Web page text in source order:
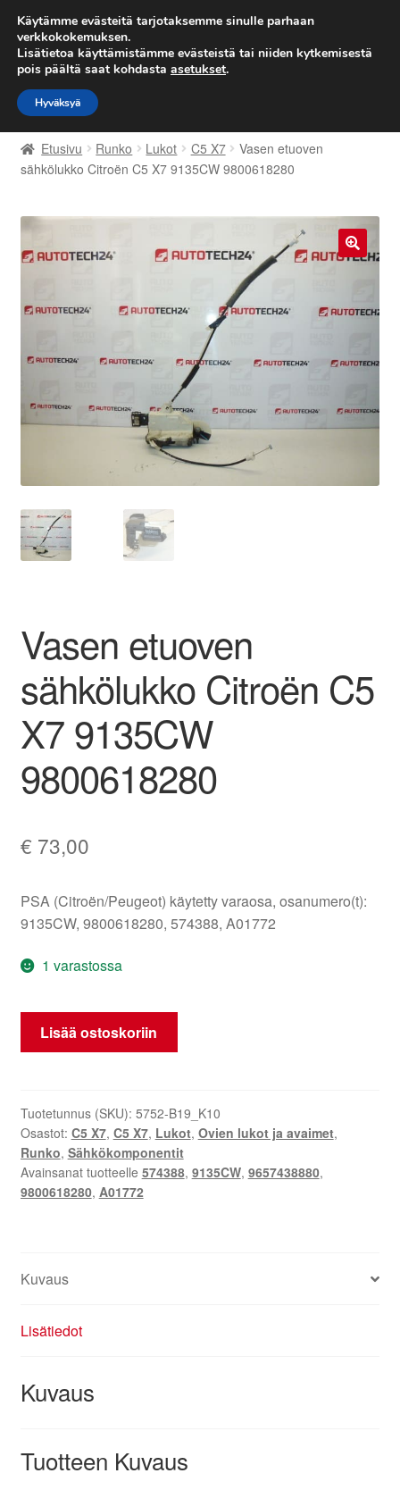
TOIMITUS alkaen 7 EUR
Siirry
navigointiin
Siirry
sisältöön
Etusivu
Kärry
Kuljetus
Maailmanlaajuinen toimitus
Maksut
Meistä
Tarkista
Tilini
Valitukset
Etusivu Runko Lukot C5 X7
Vasen etuoven
sähkölukko Citroën C5 X7 9135CW 9800618280
🔍
Vasen etuoven
sähkölukko Citroën C5
X7 9135CW
9800618280
€ 73,00
PSA (Citroën/Peugeot) käytetty varaosa, osanumero(t):
9135CW, 9800618280, 574388, A01772
1 varastossa
Vasen
etuoven
C5
X7
9135CW
9800618280
määrä
Lisää ostoskoriin
Tuotetunnus (SKU): 5752-B19_K10
Osastot: C5 X7, C5 X7, Lukot, Ovien lukot ja avaimet,
Runko, Sähkökomponentit
Avainsanat tuotteelle 574388, 9135CW, 9657438880,
9800618280, A01772
Kuvaus
Lisätiedot
Kuvaus
Tuotteen Kuvaus
Käytämme evästeitä tarjotaksemme sinulle parhaan
verkkokokemuksen.
Lisätietoa käyttämistämme evästeistä tai niiden kytkemisestä
pois päältä saat kohdasta asetukset.
Hyväksyä